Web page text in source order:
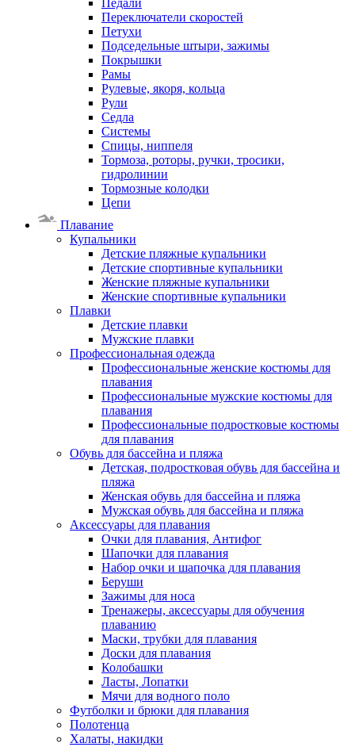
Педали
Переключатели скоростей
Петухи
Подседельные штыри, зажимы
Покрышки
Рамы
Рулевые, якоря, кольца
Рули
Седла
Системы
Спицы, ниппеля
Тормоза, роторы, ручки, тросики,
гидролинии
Тормозные колодки
Цепи
Плавание
Купальники
Детские пляжные купальники
Детские спортивные купальники
Женские пляжные купальники
Женские спортивные купальники
Плавки
Детские плавки
Мужские плавки
Профессиональная одежда
Профессиональные женские костюмы для
плавания
Профессиональные мужские костюмы для
плавания
Профессиональные подростковые костюмы
для плавания
Обувь для бассейна и пляжа
Детская, подростковая обувь для бассейна и
пляжа
Женская обувь для бассейна и пляжа
Мужская обувь для бассейна и пляжа
Аксессуары для плавания
Очки для плавания, Антифог
Шапочки для плавания
Набор очки и шапочка для плавания
Беруши
Зажимы для носа
Тренажеры, аксессуары для обучения
плаванию
Маски, трубки для плавания
Доски для плавания
Колобашки
Ласты, Лопатки
Мячи для водного поло
Футболки и брюки для плавания
Полотенца
Халаты, накидки